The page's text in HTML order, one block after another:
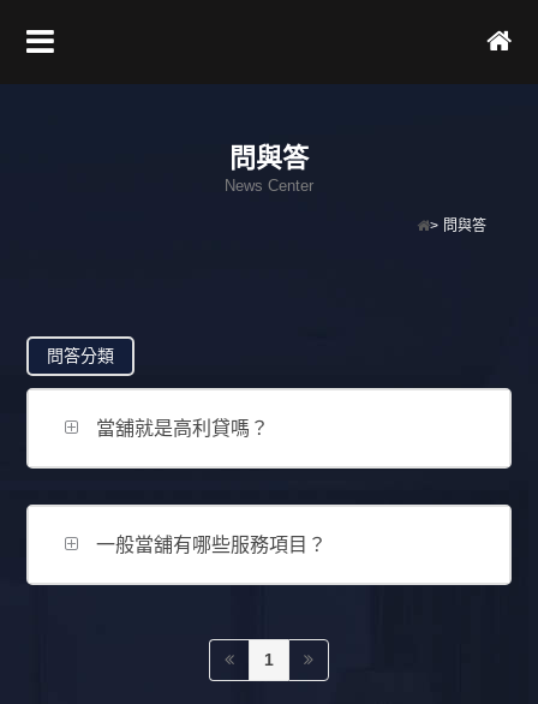
問與答
News Center
> 問與答
問答分類
當舖就是高利貸嗎？
一般當舖有哪些服務項目？
1